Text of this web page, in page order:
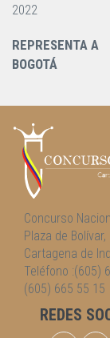
2022
REPRESENTA A
BOGOTÁ
Concurso
Plaza de
Cartagena de
Teléfono :(605)
(605) 665 55 15
REDES